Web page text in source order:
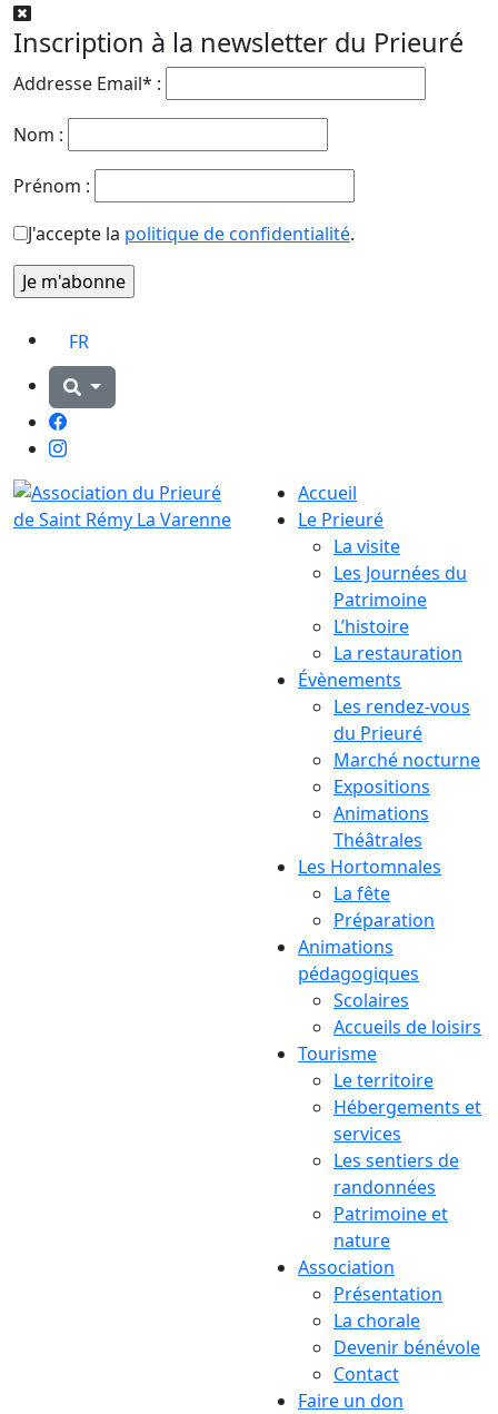
Inscription à la newsletter du Prieuré
Addresse Email* :
Nom :
Prénom :
J'accepte la politique de confidentialité.
FR
Facebook
Instagram
Accueil
Le Prieuré
La visite
Les Journées du
Patrimoine
L’histoire
La restauration
Évènements
Les rendez-vous
du Prieuré
Marché nocturne
Expositions
Animations
Théâtrales
Les Hortomnales
La fête
Préparation
Animations
pédagogiques
Scolaires
Accueils de loisirs
Tourisme
Le territoire
Hébergements et
services
Les sentiers de
randonnées
Patrimoine et
nature
Association
Présentation
La chorale
Devenir bénévole
Contact
Faire un don